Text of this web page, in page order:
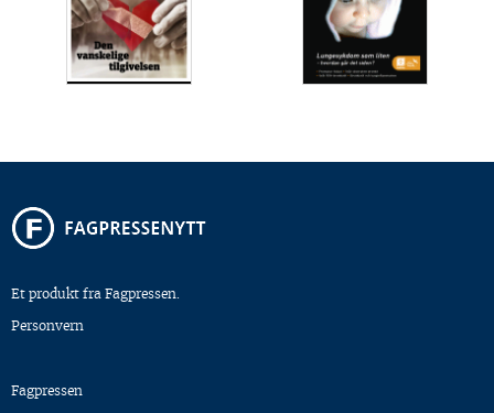
Et produkt fra Fagpressen.
Personvern
Fagpressen